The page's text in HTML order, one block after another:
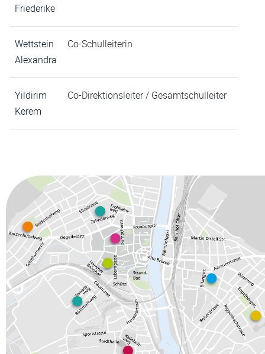
Friederike
Wettstein
Alexandra
Co-Schulleiterin
Yildirim
Kerem
Co-Direktionsleiter / Gesamtschulleiter